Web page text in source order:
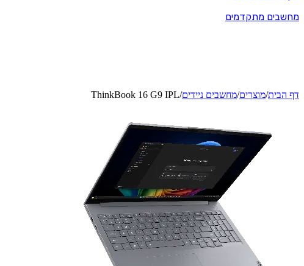
מחשבים מתקדמים
דף הבית/מוצרים/מחשבים ניידים/
ThinkBook 16 G9 IPL